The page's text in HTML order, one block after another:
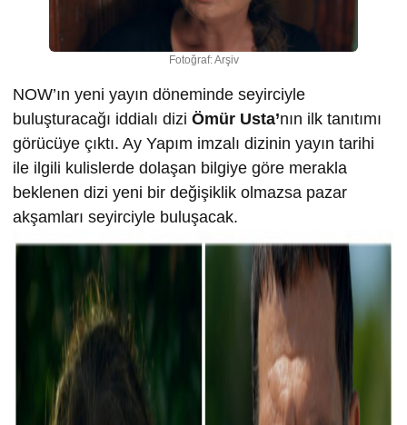
Fotoğraf: Arşiv
NOW’ın yeni yayın döneminde seyirciyle
buluşturacağı iddialı dizi Ömür Usta’nın ilk tanıtımı
görücüye çıktı. Ay Yapım imzalı dizinin yayın tarihi
ile ilgili kulislerde dolaşan bilgiye göre merakla
beklenen dizi yeni bir değişiklik olmazsa pazar
akşamları seyirciyle buluşacak.